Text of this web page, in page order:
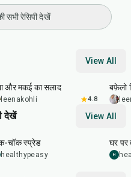
सभी रेसिपी देखें
View All
और मकई का सलाद
leenakohli 4.8
बफ़ेलो
देखें View All
min
चॉक स्प्रेड
healthypeasy
घर पर
H